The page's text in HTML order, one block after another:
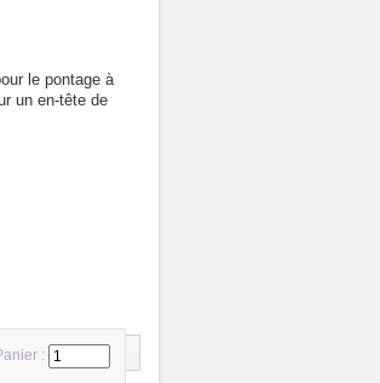
le pontage à
un en-tête de
: